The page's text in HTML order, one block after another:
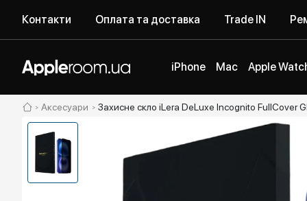
Контакти Оплата та доставка Trade IN
iPhone Mac Apple
Аксесуари Захисне скло iLera DeLuxe Incognito FullCover